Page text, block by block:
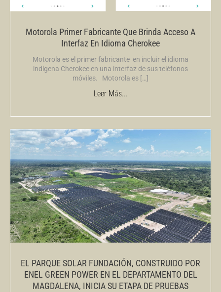
Motorola Primer Fabricante Que Brinda Acceso A
Interfaz En Idioma Cherokee
Motorola es el primer fabricante en incluir el idioma
indígena Cherokee en una interfaz de sus teléfonos
móviles. Motorola es […]
Leer Más...
EL PARQUE SOLAR FUNDACIÓN, CONSTRUIDO POR
ENEL GREEN POWER EN EL DEPARTAMENTO DEL
MAGDALENA, INICIA SU ETAPA DE PRUEBAS